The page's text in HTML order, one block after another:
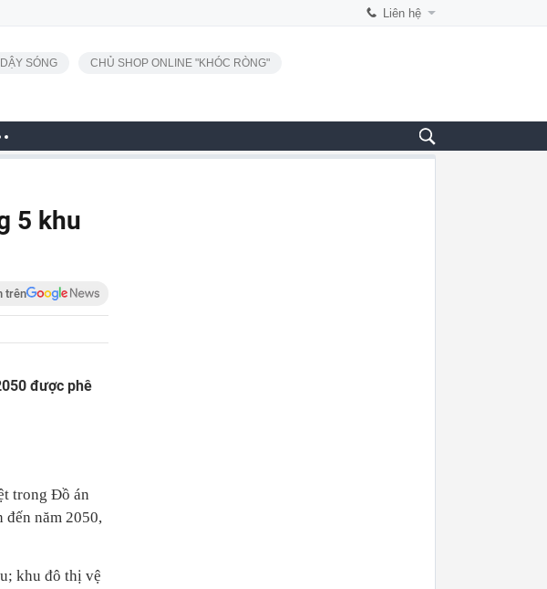
Liên hệ
SÓNG CHỦ SHOP ONLINE "KHÓC RÒNG"
5 khu
trên
được phê
trong Đồ án
đến năm 2050,
khu đô thị vệ